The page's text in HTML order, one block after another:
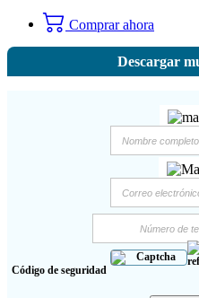
Comprar ahora
Descargar
Código de seguridad